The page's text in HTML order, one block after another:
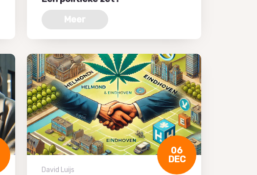
Meer
06
DEC
David Luijs